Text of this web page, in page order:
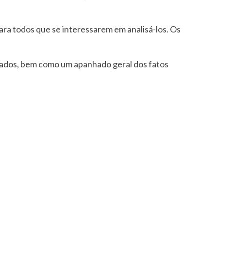
todos que se interessarem em analisá-los. Os
bem como um apanhado geral dos fatos